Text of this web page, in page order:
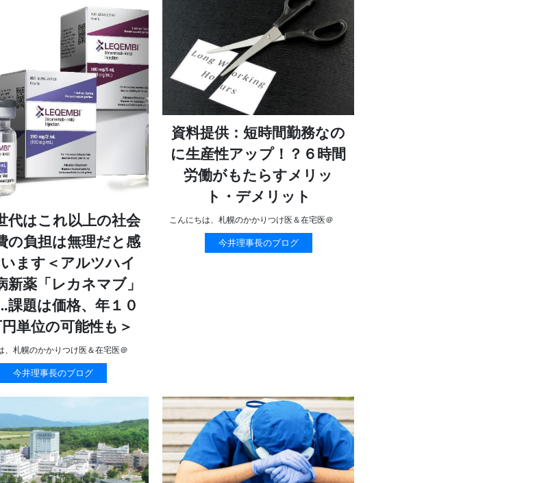
代はこれ以上の社会
の負担は無理だと感
ます＜アルツハイ
新薬「レカネマブ」
課題は価格、年１０
円単位の可能性も＞
、札幌のかかりつけ医＆在宅医＠
今井理事長のブログ
資料提供：短時間勤務なの
に生産性アップ！？６時間
労働がもたらすメリッ
ト・デメリット
こんにちは、札幌のかかりつけ医＆在宅医＠
今井理事長のブログ